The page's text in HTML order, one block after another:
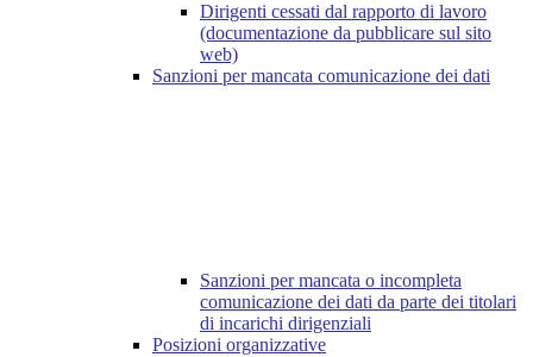
Dirigenti cessati dal rapporto di lavoro
(documentazione da pubblicare sul sito
web)
Sanzioni per mancata comunicazione dei dati
Sanzioni per mancata o incompleta
comunicazione dei dati da parte dei titolari
di incarichi dirigenziali
Posizioni organizzative